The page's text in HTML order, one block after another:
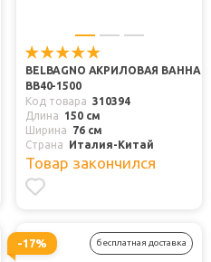
BELBAGNO АКРИЛОВАЯ ВАННА
BB40-1500
Код товара 310394
Длина
150 см
Ширина
76 см
Страна
Италия-Китай
Товар закончился
-17% бесплатная доставка